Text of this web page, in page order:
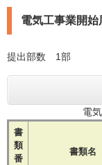
電気工事業開
提出部数 1部
電
書
類
番
書類名